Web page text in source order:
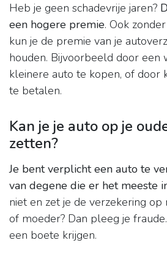
Heb je geen schadevrije jaren?
een hogere premie. Ook
kun je de premie van je
houden. Bijvoorbeeld door een
kleinere auto te kopen, of door
te betalen.
Kan je je auto op je
zetten?
Je bent verplicht een auto te
van degene die er het meeste
niet en zet je de verzekering op
of moeder? Dan pleeg je
een boete krijgen.